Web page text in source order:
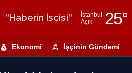
"Haberin İşçisi"
İstanbul
Açık
25°
Adıyaman
Ekonomi İşçinin Gündemi